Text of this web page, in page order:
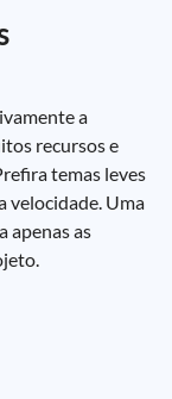
a
recursos e
temas leves
velocidade. Uma
apenas as